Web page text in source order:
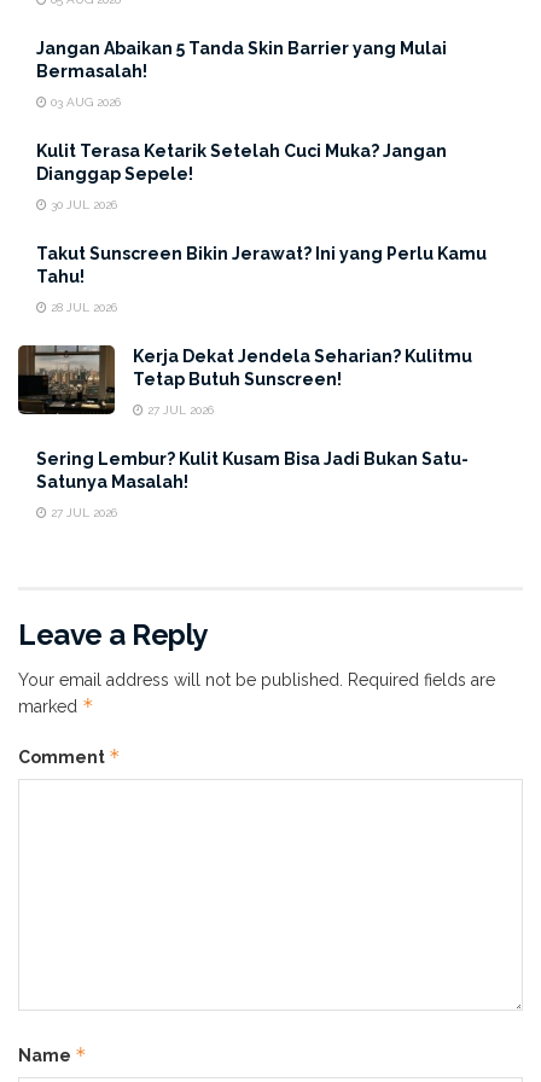
disentuh, kandungan ini bisa jadi solusi ampuh!
Selain itu, BHA juga membantu proses eksfoliasi kulit
Ini penting banget karena kalau kulit mati menumpuk,
pori-pori bisa tersumbat dan bikin jerawat makin
mengandung BHA dan sulfur agar kulit tetap bersih dan
bebas jerawat.
2. Pakai ERHA Acne Spot Gel–
Pahlawan Jerawat Bandel!
noda hitam bekas jerawat.
Cara PakaiERHA Acne Spot Gel:
Jangan Abaikan 5 Tanda Skin Barrier yang Mulai
Bermasalah!
03 AUG 2026
Kulit Terasa Ketarik Setelah Cuci Muka? Jangan
Dianggap Sepele!
30 JUL 2026
Takut Sunscreen Bikin Jerawat? Ini yang Perlu Kamu
Tahu!
28 JUL 2026
Kerja Dekat Jendela Seharian? Kulitmu
Tetap Butuh Sunscreen!
27 JUL 2026
Sering Lembur? Kulit Kusam Bisa Jadi Bukan Satu-
Satunya Masalah!
27 JUL 2026
Leave a Reply
Your email address will not be published. Required fields are
marked *
Comment *
Name *